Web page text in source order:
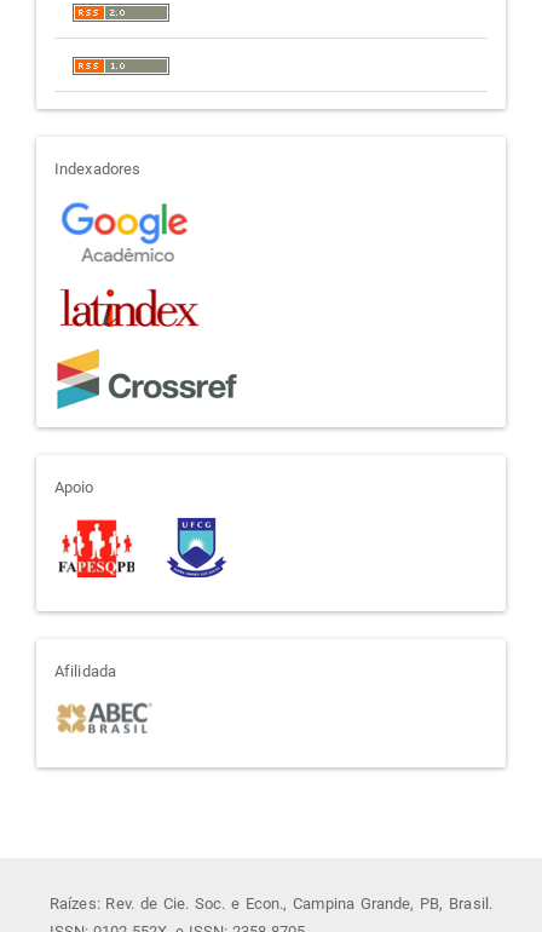
indexadores
Indexadores
apoio
Apoio
afiliada
Afilidada
Raízes: Rev. de Cie. Soc. e Econ., Campina Grande, PB, Brasil.